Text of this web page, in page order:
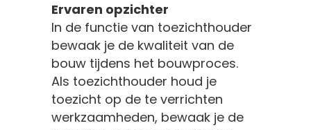
Ervaren opzichter
In de functie van toezichthouder
bewaak je de kwaliteit van de
bouw tijdens het bouwproces.
Als toezichthouder houd je
toezicht op de te verrichten
werkzaamheden, bewaak je de